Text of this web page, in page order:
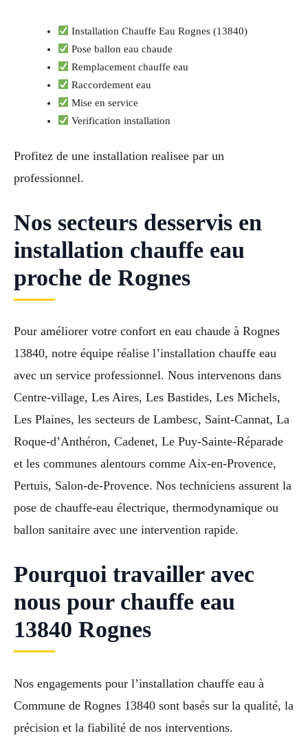
Installation Chauffe Eau Rognes (13840)
Pose ballon eau chaude
Remplacement chauffe eau
Raccordement eau
Mise en service
Verification installation
Profitez de une installation realisee par un
professionnel.
Nos secteurs desservis en
installation chauffe eau
proche de Rognes
Pour améliorer votre confort en eau chaude à Rognes
13840, notre équipe réalise l’installation chauffe eau
avec un service professionnel. Nous intervenons dans
Centre-village, Les Aires, Les Bastides, Les Michels,
Les Plaines, les secteurs de Lambesc, Saint-Cannat, La
Roque-d’Anthéron, Cadenet, Le Puy-Sainte-Réparade
et les communes alentours comme Aix-en-Provence,
Pertuis, Salon-de-Provence. Nos techniciens assurent la
pose de chauffe-eau électrique, thermodynamique ou
ballon sanitaire avec une intervention rapide.
Pourquoi travailler avec
nous pour chauffe eau
13840 Rognes
Nos engagements pour l’installation chauffe eau à
Commune de Rognes 13840 sont basés sur la qualité, la
précision et la fiabilité de nos interventions.